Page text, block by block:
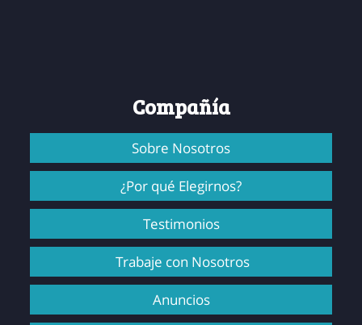
Compañía
Sobre Nosotros
¿Por qué Elegirnos?
Testimonios
Trabaje con Nosotros
Anuncios